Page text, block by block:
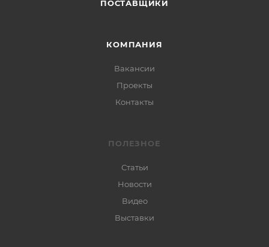
ПОСТАВЩИКИ
КОМПАНИЯ
Вакансии
Проекты
Контакты
ПОЛЕЗНОЕ
Статьи
Новости
Видео
Выставки